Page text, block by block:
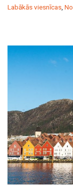
Labākās viesnīcas